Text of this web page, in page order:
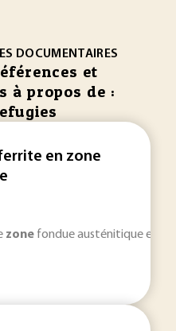
DOCUMENTAIRES
et
à propos de :
en zone
zone fondue austénitique est